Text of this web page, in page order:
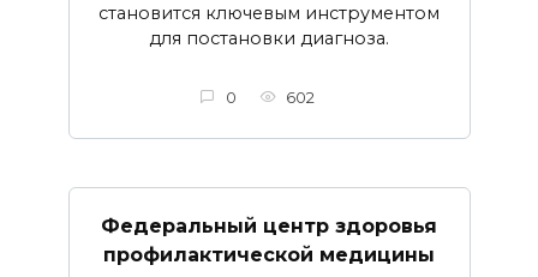
становится ключевым инструментом
для постановки диагноза.
0 602
Федеральный центр здоровья
профилактической медицины